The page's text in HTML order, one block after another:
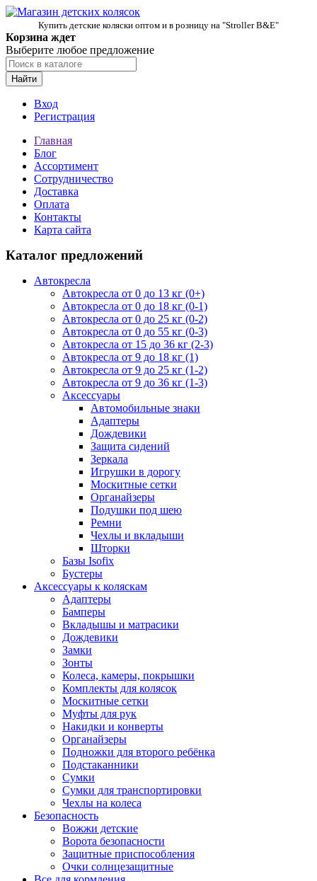
Купить детские коляски оптом и в розницу на "Stroller B&E"
Корзина ждет
Выберите любое предложение
Найти
Вход
Регистрация
Главная
Блог
Ассортимент
Сотрудничество
Доставка
Оплата
Контакты
Карта сайта
Каталог предложений
Автокресла
Автокресла от 0 до 13 кг (0+)
Автокресла от 0 до 18 кг (0-1)
Автокресла от 0 до 25 кг (0-2)
Автокресла от 0 до 55 кг (0-3)
Автокресла от 15 до 36 кг (2-3)
Автокресла от 9 до 18 кг (1)
Автокресла от 9 до 25 кг (1-2)
Автокресла от 9 до 36 кг (1-3)
Аксессуары
Автомобильные знаки
Адаптеры
Дождевики
Защита сидений
Зеркала
Игрушки в дорогу
Москитные сетки
Органайзеры
Подушки под шею
Ремни
Чехлы и вкладыши
Шторки
Базы Isofix
Бустеры
Аксессуары к коляскам
Адаптеры
Бамперы
Вкладышы и матрасики
Дождевики
Замки
Зонты
Колеса, камеры, покрышки
Комплекты для колясок
Москитные сетки
Муфты для рук
Накидки и конверты
Органайзеры
Подножки для второго ребёнка
Подстаканники
Сумки
Сумки для транспортировки
Чехлы на колеса
Безопасность
Вожжи детские
Ворота безопасности
Защитные приспособления
Очки солнцезащитные